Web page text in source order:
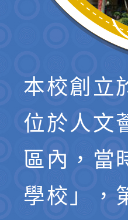
本校創立
位於人文
區內，當
學校」，